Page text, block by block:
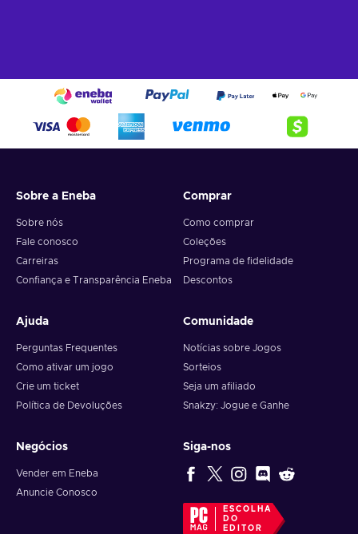
Sobre a Eneba
Sobre nós
Fale conosco
Carreiras
Confiança e Transparência Eneba
Comprar
Como comprar
Coleções
Programa de fidelidade
Descontos
Ajuda
Perguntas Frequentes
Como ativar um jogo
Crie um ticket
Política de Devoluções
Comunidade
Notícias sobre Jogos
Sorteios
Seja um afiliado
Snakzy: Jogue e Ganhe
Negócios
Vender em Eneba
Anuncie Conosco
Siga-nos
ESCOLHA
DO
EDITOR